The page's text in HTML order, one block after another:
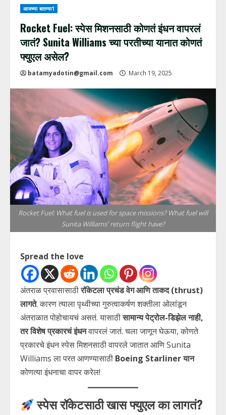
आजच्या बातम्या1
Rocket Fuel: स्पेस मिशनसाठी कोणतं इंधन वापरलं
जातं? Sunita Williams च्या परतीच्या यानात कोणतं
फ्युएल असेल?
batamyadotin@gmail.com March 19, 2025
Rocket Fuel: What fuel is used for space missions? What fuel will
Sunita Williams' return flight have?
Spread the love
अंतराळ प्रवासासाठीरॉकेटला प्रचंड वेग आणि ताकद (thrust)
लागते. कारण त्याला पृथ्वीच्या गुरुत्वाकर्षण शक्तीला ओलांडून
अंतराळात पोहोचायचं असतं. यासाठीसामान्य पेट्रोल-डिझेल नाही,
तर विशेष प्रकारचं इंधनवापरलं जातं. चला जाणून घेऊया, कोणते
प्रकारचे इंधन स्पेस मिशनसाठी वापरले जातात आणि Sunita
Williams ला परत आणण्यासाठी Boeing Starliner यान
कोणत्या इंधनाचा वापर करेल!
स्पेस रॉकेटसाठी खास फ्युएल का लागतं?